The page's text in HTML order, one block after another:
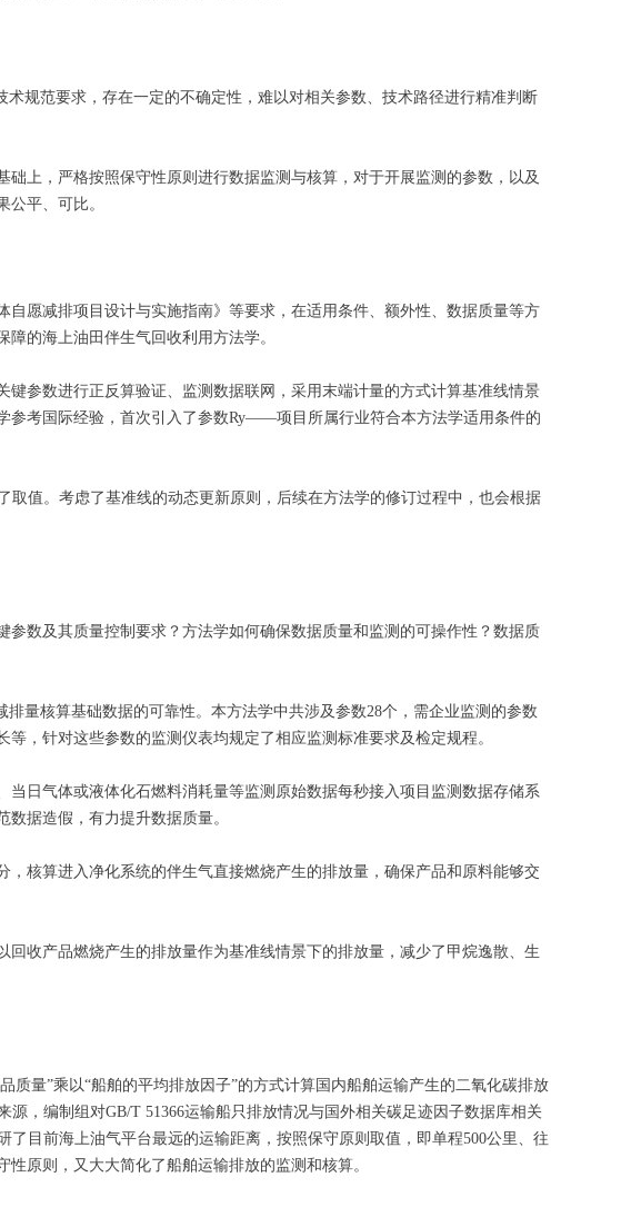
规范要求，存在一定的不确定性，难以对相关参数、技术路径进行精准判断
上，严格按照保守性原则进行数据监测与核算，对于开展监测的参数，以及
平、可比。
愿减排项目设计与实施指南》等要求，在适用条件、额外性、数据质量等方
的海上油田伴生气回收利用方法学。
参数进行正反算验证、监测数据联网，采用末端计量的方式计算基准线情景
参考国际经验，首次引入了参数Ry——项目所属行业符合本方法学适用条件的
值。考虑了基准线的动态更新原则，后续在方法学的修订过程中，也会根据
数及其质量控制要求？方法学如何确保数据质量和监测的可操作性？数据质
量核算基础数据的可靠性。本方法学中共涉及参数28个，需企业监测的参数
，针对这些参数的监测仪表均规定了相应监测标准要求及检定规程。
日气体或液体化石燃料消耗量等监测原始数据每秒接入项目监测数据存储系
据造假，有力提升数据质量。
核算进入净化系统的伴生气直接燃烧产生的排放量，确保产品和原料能够交
收产品燃烧产生的排放量作为基准线情景下的排放量，减少了甲烷逸散、生
量”乘以“船舶的平均排放因子”的方式计算国内船舶运输产生的二氧化碳排放
，编制组对GB/T 51366运输船只排放情况与国外相关碳足迹因子数据库相关
目前海上油气平台最远的运输距离，按照保守原则取值，即单程500公里、往
原则，又大大简化了船舶运输排放的监测和核算。